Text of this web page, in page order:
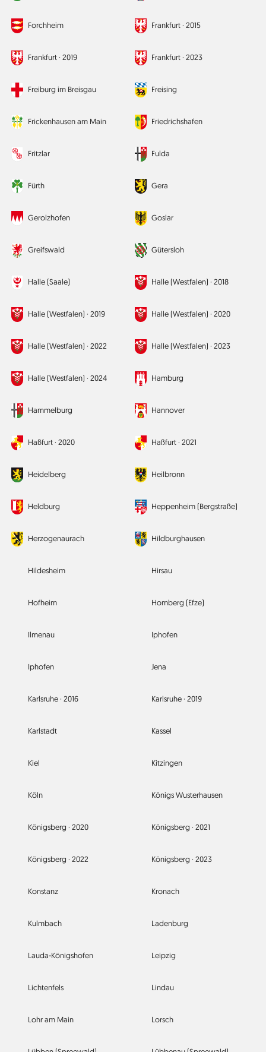
Forchheim Frankfurt · 2015
Frankfurt ·2019 Frankfurt · 2023
Freiburg im Breisgau Freising
Frickenhausen am Main Friedrichshafen
Fritzlar Fulda
Fürth Gera
Gerolzhofen Goslar
Greifswald Gütersloh
Halle (Saale) Halle (Westfalen) · 2018
Halle (Westfalen) ·2019 Halle (Westfalen) · 2020
Halle (Westfalen) ·2022 Halle (Westfalen) · 2023
Halle (Westfalen) ·2024 Hamburg
Hammelburg Hannover
Haßfurt ·2020 Haßfurt · 2021
Heidelberg Heilbronn
Heldburg Heppenheim (Bergstraße)
Herzogenaurach Hildburghausen
Hildesheim Hirsau
Hofheim Homberg (Efze)
Ilmenau Iphofen
Iphofen Jena
Karlsruhe ·2016 Karlsruhe · 2019
Karlstadt Kassel
Kiel Kitzingen
Köln Königs Wusterhausen
Königsberg ·2020 Königsberg · 2021
Königsberg ·2022 Königsberg · 2023
Konstanz Kronach
Kulmbach Ladenburg
Lauda-Königshofen Leipzig
Lichtenfels Lindau
Lohr am Main Lorsch